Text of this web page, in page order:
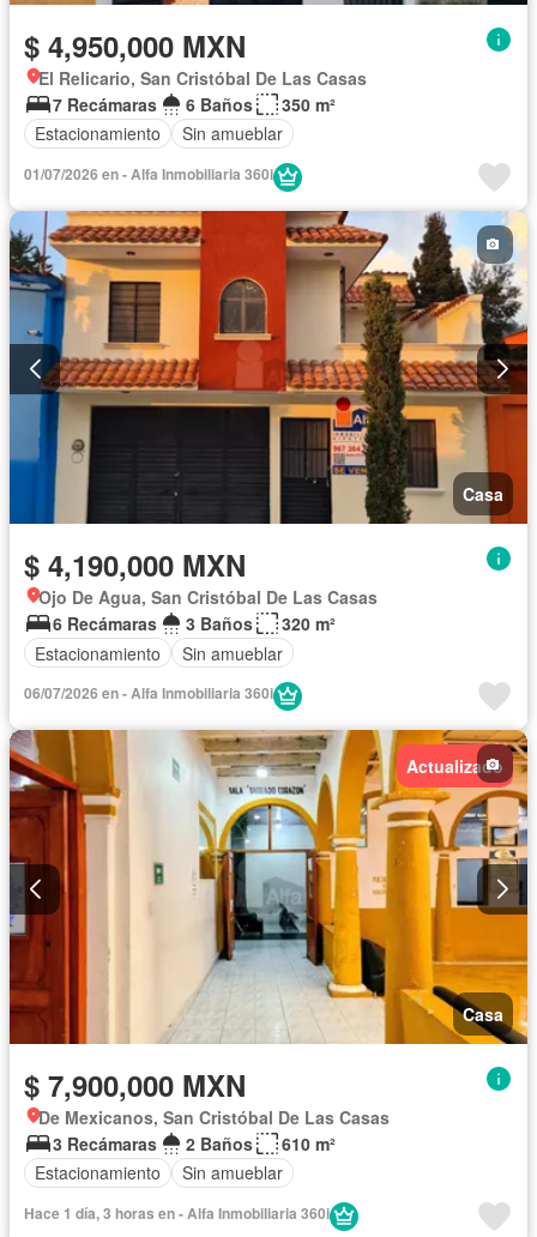
$ 4,950,000 MXN
El Relicario, San Cristóbal De Las Casas
7 Recámaras
6 Baños
350 m²
Estacionamiento
Sin amueblar
01/07/2026 en - Alfa Inmobiliaria 360i
Casa
$ 4,190,000 MXN
Ojo De Agua, San Cristóbal De Las Casas
6 Recámaras
3 Baños
320 m²
Estacionamiento
Sin amueblar
06/07/2026 en - Alfa Inmobiliaria 360i
Actualizado
Casa
$ 7,900,000 MXN
De Mexicanos, San Cristóbal De Las Casas
3 Recámaras
2 Baños
610 m²
Estacionamiento
Sin amueblar
Hace 1 día, 3 horas en - Alfa Inmobiliaria 360i